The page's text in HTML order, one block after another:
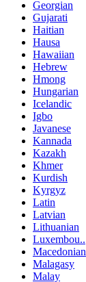
Georgian
Gujarati
Haitian
Hausa
Hawaiian
Hebrew
Hmong
Hungarian
Icelandic
Igbo
Javanese
Kannada
Kazakh
Khmer
Kurdish
Kyrgyz
Latin
Latvian
Lithuanian
Luxembou..
Macedonian
Malagasy
Malay